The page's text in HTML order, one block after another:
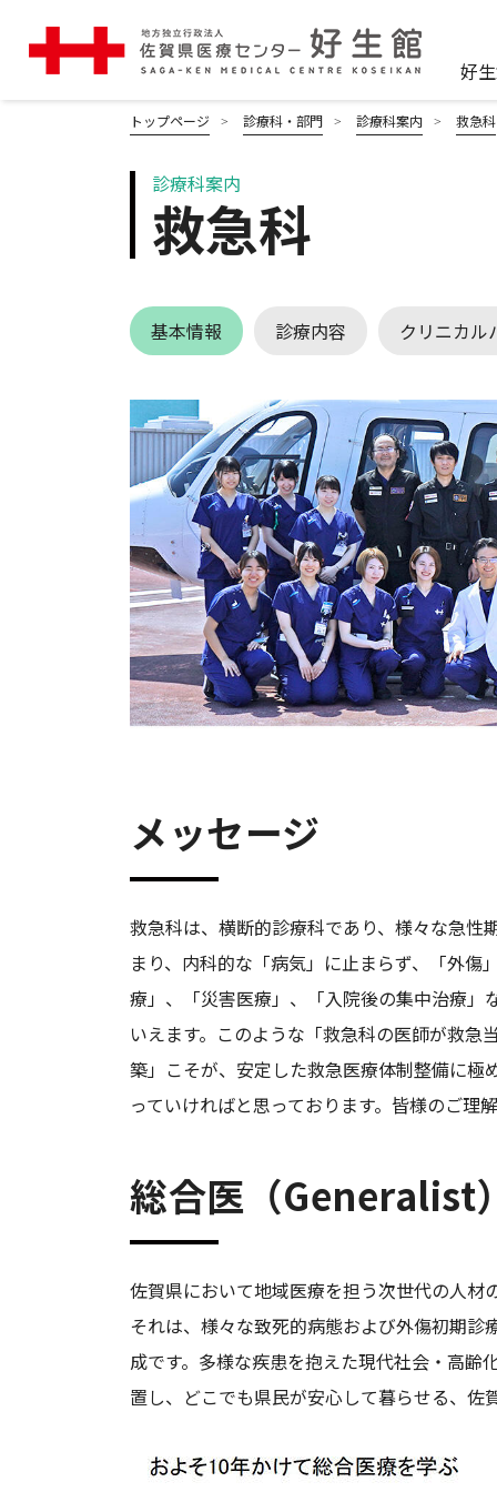
好
トップページ 診療科・部門 診療科案内 救急科
診療科案内
救急科
基本情報 診療内容 クリニカル
メッセージ
救急科は、横断的診療科であり、様々な急性
まり、内科的な「病気」に止まらず、「外
療」、「災害医療」、「入院後の集中治療
いえます。このような「救急科の医師が救
築」こそが、安定した救急医療体制整備に極
っていければと思っております。皆様のご理
総合医（Generalist
佐賀県において地域医療を担う次世代の人材
それは、様々な致死的病態および外傷初期
成です。多様な疾患を抱えた現代社会・高
置し、どこでも県民が安心して暮らせる、佐